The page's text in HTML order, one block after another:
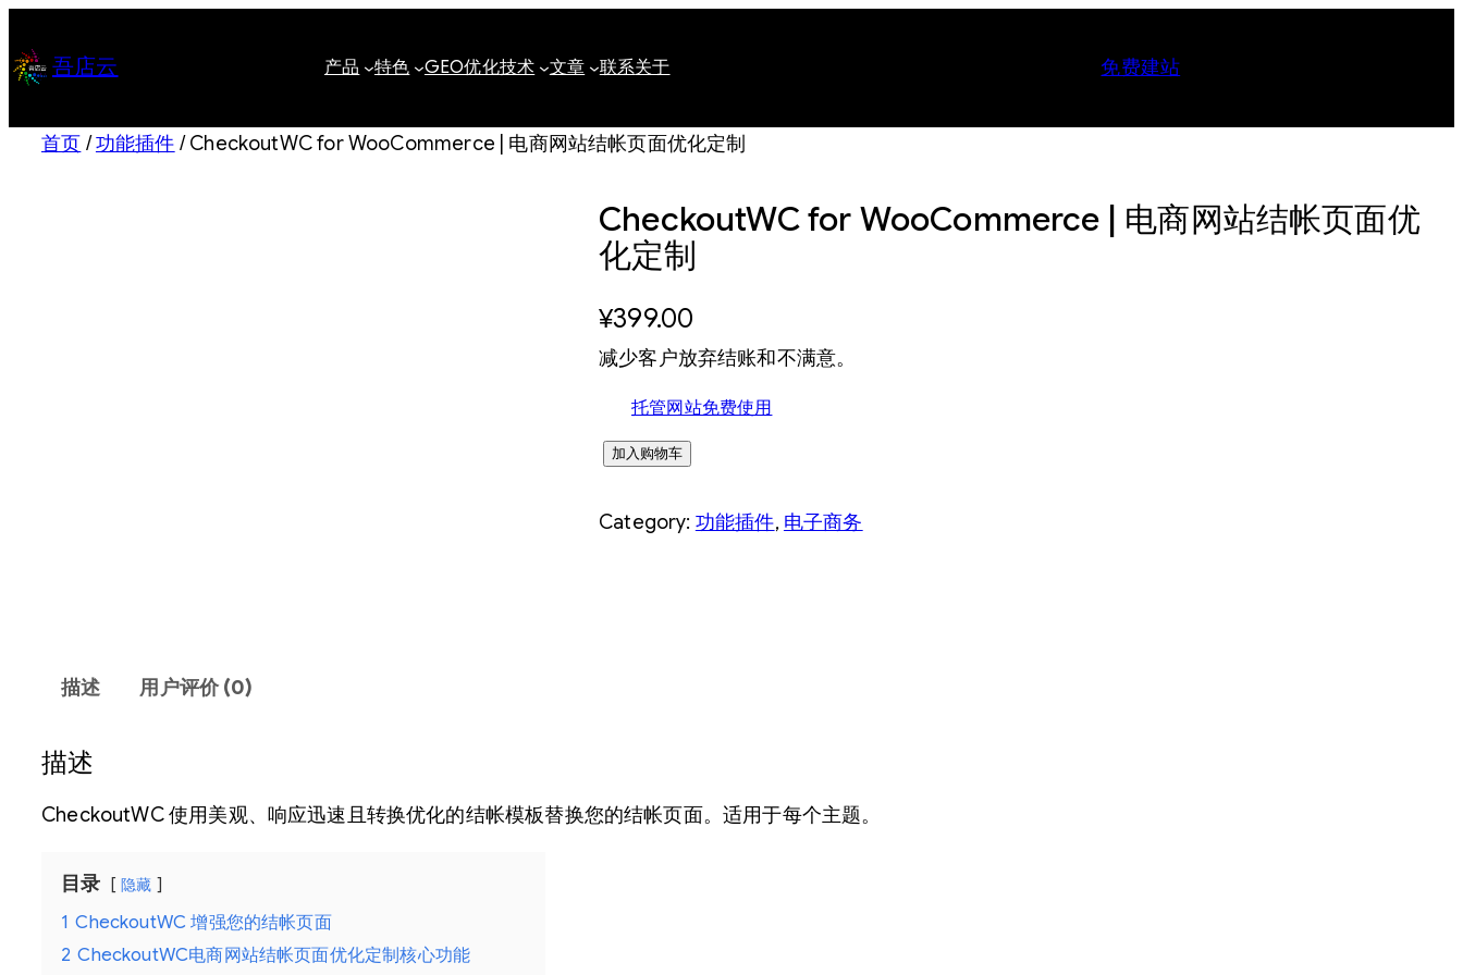
至
内
容
吾店云 产品 特色 GEO优化技术 文章 联系关于 免费建站
首页 /功能插件 / CheckoutWC for WooCommerce | 电商网站结帐页面优化定制
CheckoutWC for WooCommerce | 电商网站结帐页面优
化定制
¥399.00
减少客户放弃结账和不满意。
托管网站免费使用
C
e
o
加入购物车
Category: 功能插件, 电子商务
描述 用户评价 (0)
描述
CheckoutWC 使用美观、响应迅速且转换优化的结帐模板替换您的结帐页面。适用于每个主题。
目录 隐藏
1 CheckoutWC 增强您的结帐页面
2 CheckoutWC电商网站结帐页面优化定制核心功能